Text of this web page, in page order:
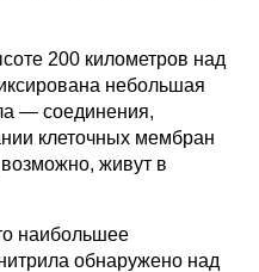
200 километров над
небольшая
— соединения,
клеточных мембран
живут в
наибольшее
обнаружено над